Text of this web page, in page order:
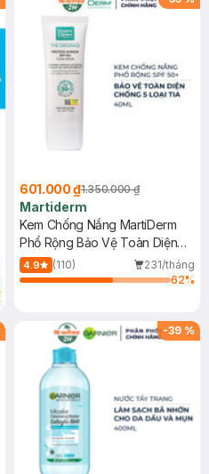
601.000 ₫1.350.000 ₫
Martiderm
Kem Chống Nắng MartiDerm
Phổ Rộng Bảo Vệ Toàn Diện
40ml
4.9 (110)
231/tháng
62%
-39 %